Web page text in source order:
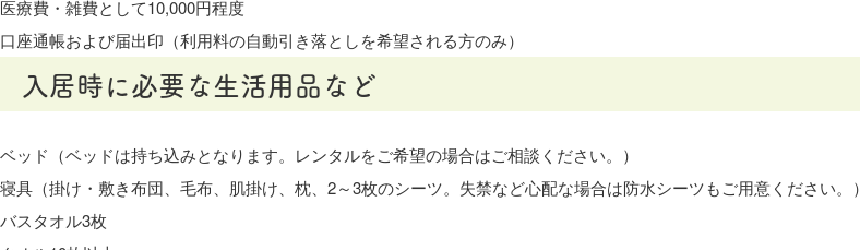
医療費・雑費として10,000円程度
口座通帳および届出印（利用料の自動引き落としを希望される方のみ）
入居時に必要な生活用品など
ベッド（ベッドは持ち込みとなります。レンタルをご希望の場合はご相談ください。）
寝具（掛け・敷き布団、毛布、肌掛け、枕、2～3枚のシーツ。失禁など心配な場合は防水シーツもご用意ください。）
バスタオル3枚